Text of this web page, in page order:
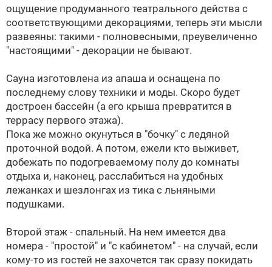
ощущение продуманного театрального действа с
соответствующими декорациями, теперь эти мысли
развеяны: такими - полновесными, преувеличенно
"настоящими" - декорации не бывают.
Сауна изготовлена из апаша и оснащена по
последнему слову техники и моды. Скоро будет
достроен бассейн (а его крыша превратится в
террасу первого этажа).
Пока же можно окунуться в "бочку" с ледяной
проточной водой. А потом, ежели кто выживет,
добежать по подогреваемому полу до комнаты
отдыха и, наконец, расслабиться на удобных
лежанках и шезлонгах из тика с льняными
подушками.
Второй этаж - спальный. На нем имеется два
номера - "простой" и "с кабинетом" - на случай, если
кому-то из гостей не захочется так сразу покидать